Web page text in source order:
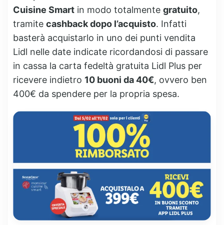
Cuisine Smart in modo totalmente gratuito,
tramite cashback dopo l’acquisto. Infatti
basterà acquistarlo in uno dei punti vendita
Lidl nelle date indicate ricordandosi di passare
in cassa la carta fedeltà gratuita Lidl Plus per
ricevere indietro 10 buoni da 40€, ovvero ben
400€ da spendere per la propria spesa.